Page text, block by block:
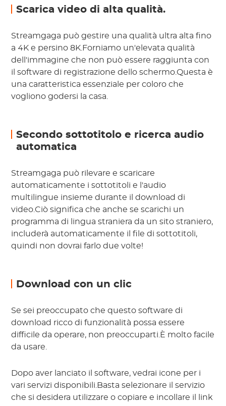
Scarica video di alta qualità.
Streamgaga può gestire una qualità ultra alta fino
a 4K e persino 8K.Forniamo un'elevata qualità
dell'immagine che non può essere raggiunta con
il software di registrazione dello schermo.Questa è
una caratteristica essenziale per coloro che
vogliono godersi la casa.
Secondo sottotitolo e ricerca audio
automatica
Streamgaga può rilevare e scaricare
automaticamente i sottotitoli e l'audio
multilingue insieme durante il download di
video.Ciò significa che anche se scarichi un
programma di lingua straniera da un sito straniero,
includerà automaticamente il file di sottotitoli,
quindi non dovrai farlo due volte!
Download con un clic
Se sei preoccupato che questo software di
download ricco di funzionalità possa essere
difficile da operare, non preoccuparti.È molto facile
da usare.
Dopo aver lanciato il software, vedrai icone per i
vari servizi disponibili.Basta selezionare il servizio
che si desidera utilizzare o copiare e incollare il link